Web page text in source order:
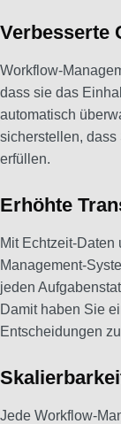
Verbesserte
Workflow-
dass sie das
automatisch
sicherstellen,
erfüllen.
Erhöhte
Mit Echtzeit-Daten
Management-
jeden
Damit haben Sie
Entscheidungen
Jede Workflow-